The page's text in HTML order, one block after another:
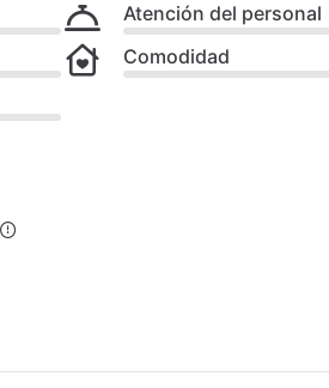
Atención del personal
Comodidad